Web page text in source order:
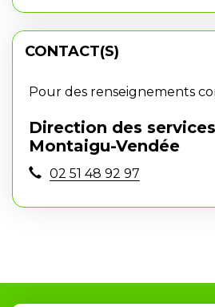
CONTACT(S)
Pour des renseignements
Direction des
Montaigu-Vendée
02 51 48 92 97